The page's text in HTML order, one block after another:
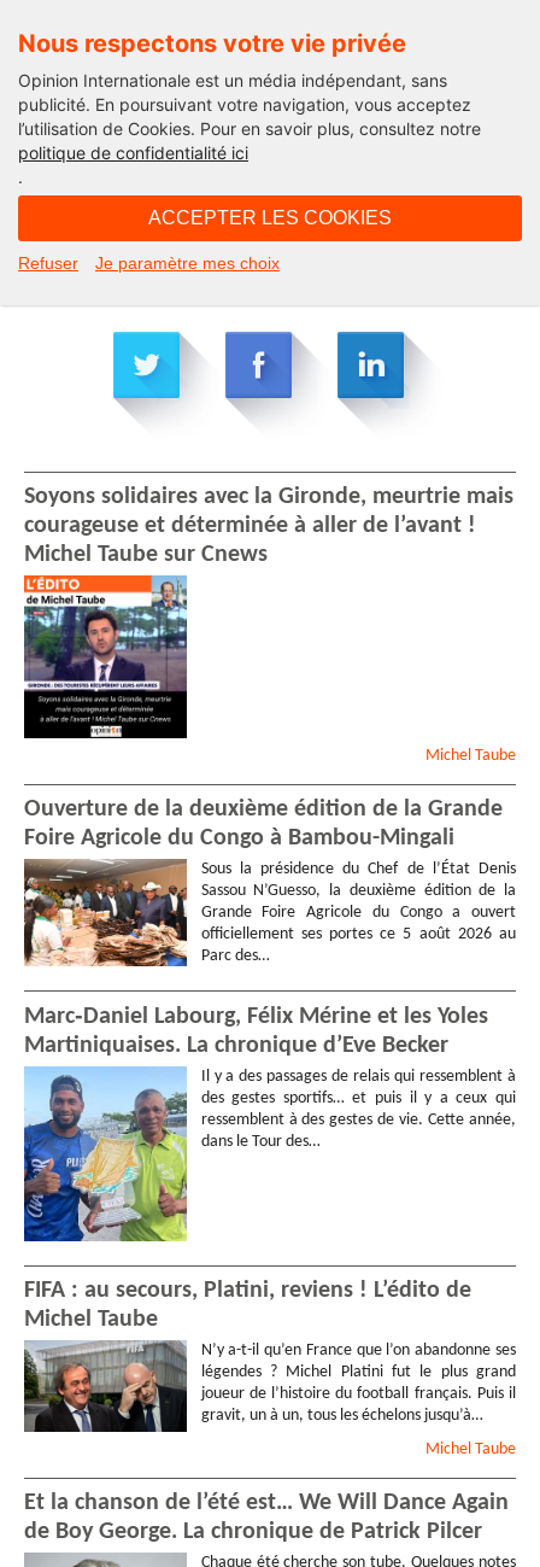
Nous respectons votre vie privée
Opinion Internationale est un média indépendant, sans
publicité. En poursuivant votre navigation, vous acceptez
l’utilisation de Cookies. Pour en savoir plus, consultez notre
politique de confidentialité ici
.
ACCEPTER LES COOKIES
Refuser Je paramètre mes choix
« L’Europe vue de France »
Soyons solidaires avec la Gironde, meurtrie mais
courageuse et déterminée à aller de l’avant !
Michel Taube sur Cnews
Michel Taube
Ouverture de la deuxième édition de la Grande
Foire Agricole du Congo à Bambou-Mingali
Sous la présidence du Chef de l’État Denis
Sassou N’Guesso, la deuxième édition de la
Grande Foire Agricole du Congo a ouvert
officiellement ses portes ce 5 août 2026 au
Parc des…
Marc‑Daniel Labourg, Félix Mérine et les Yoles
Martiniquaises. La chronique d’Eve Becker
Il y a des passages de relais qui ressemblent à
des gestes sportifs… et puis il y a ceux qui
ressemblent à des gestes de vie. Cette année,
dans le Tour des…
FIFA : au secours, Platini, reviens ! L’édito de
Michel Taube
N’y a-t-il qu’en France que l’on abandonne ses
légendes ? Michel Platini fut le plus grand
joueur de l’histoire du football français. Puis il
gravit, un à un, tous les échelons jusqu’à…
Michel Taube
Et la chanson de l’été est… We Will Dance Again
de Boy George. La chronique de Patrick Pilcer
Chaque été cherche son tube. Quelques notes